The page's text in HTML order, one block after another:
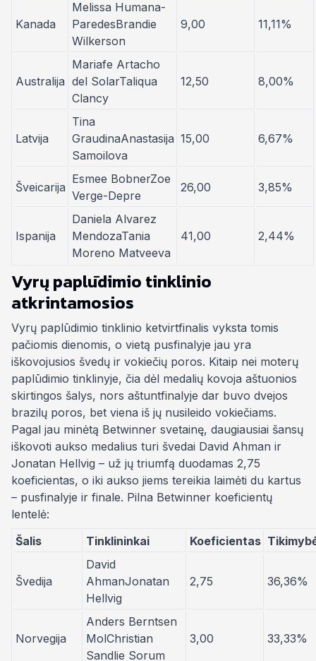
Kanada
Melissa Humana-
ParedesBrandie
Wilkerson
9,00 11,11%
Australija
Mariafe Artacho
del SolarTaliqua
Clancy
12,50 8,00%
Latvija
Tina
GraudinaAnastasija
Samoilova
15,00 6,67%
Šveicarija
Esmee BobnerZoe
Verge-Depre
26,00 3,85%
Ispanija
Daniela Alvarez
MendozaTania
Moreno Matveeva
41,00 2,44%
Vyrų paplūdimio tinklinio
atkrintamosios
Vyrų paplūdimio tinklinio ketvirtfinalis vyksta tomis
pačiomis dienomis, o vietą pusfinalyje jau yra
iškovojusios švedų ir vokiečių poros. Kitaip nei moterų
paplūdimio tinklinyje, čia dėl medalių kovoja aštuonios
skirtingos šalys, nors aštuntfinalyje dar buvo dvejos
brazilų poros, bet viena iš jų nusileido vokiečiams.
Pagal jau minėtą Betwinner svetainę, daugiausiai šansų
iškovoti aukso medalius turi švedai David Ahman ir
Jonatan Hellvig – už jų triumfą duodamas 2,75
koeficientas, o iki aukso jiems tereikia laimėti du kartus
– pusfinalyje ir finale. Pilna Betwinner koeficientų
lentelė:
Šalis
Tinklininkai Koeficientas
Švedija
David
AhmanJonatan
Hellvig
2,75 36,36%
Norvegija
Anders Berntsen
MolChristian
Sandlie Sorum
3,00 33,33%